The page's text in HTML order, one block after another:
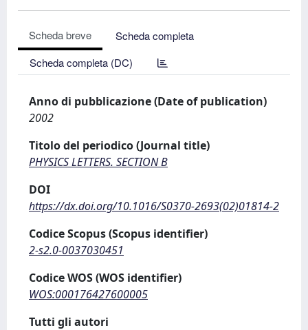
Scheda breve
Scheda completa
Scheda completa (DC)
Anno di pubblicazione (Date of publication)
2002
Titolo del periodico (Journal title)
PHYSICS LETTERS. SECTION B
DOI
https://dx.doi.org/10.1016/S0370-2693(02)01814-2
Codice Scopus (Scopus identifier)
2-s2.0-0037030451
Codice WOS (WOS identifier)
WOS:000176427600005
Tutti gli autori